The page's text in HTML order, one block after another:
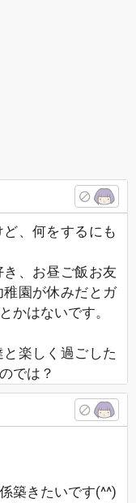
、何をするにも
、お昼ご飯お友
園が休みだとガ
かはないです。
楽しく過ごした
では？
築きたいです(^^)